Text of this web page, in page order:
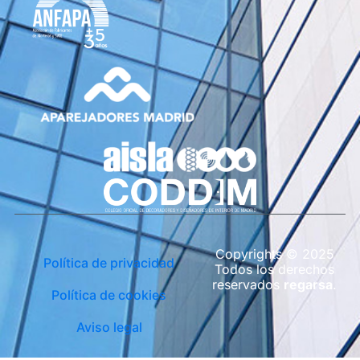
Política de privacidad
Política de cookies
Aviso legal
Copyrights © 2025
Todos los derechos
reservados regarsa .